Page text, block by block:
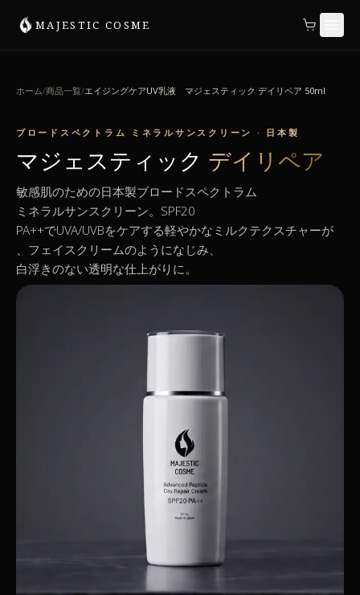
MAJESTIC COSME
ホーム/商品一覧/エイジングケアUV乳液 マジェスティック デイリペア 50ml
ブロードスペクトラム ミネラルサンスクリーン · 日本製
マジェスティック デイリペア
敏感肌のための日本製ブロードスペクトラム
ミネラルサンスクリーン。SPF20
PA++でUVA/UVBをケアする軽やかなミルクテクスチャーが
、フェイスクリームのようになじみ、
白浮きのない透明な仕上がりに。